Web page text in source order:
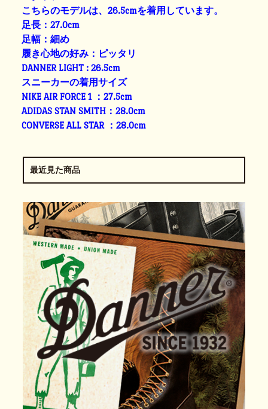
こちらのモデルは、26.5cmを着用しています。
足長：27.0cm
足幅：細め
履き心地の好み：ピッタリ
DANNER LIGHT : 26.5cm
スニーカーの着用サイズ
NIKE AIR FORCE 1 ：27.5cm
ADIDAS STAN SMITH：28.0cm
CONVERSE ALL STAR ：28.0cm
最近見た商品